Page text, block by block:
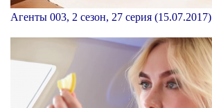
Агенты 003, 2 сезон, 27 серия (15.07.2017)